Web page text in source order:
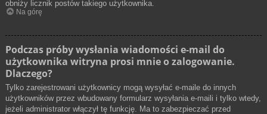
obniży licznik postów takiego użytkownika.
Na górę
Podczas próby wysłania wiadomości e-mail do
użytkownika witryna prosi mnie o zalogowanie.
Dlaczego?
Tylko zarejestrowani użytkownicy mogą wysyłać e-maile do innych
użytkowników przez wbudowany formularz wysyłania e-maili i tylko wtedy,
jeżeli administrator włączył tę funkcję. Ma to zabezpieczać przed